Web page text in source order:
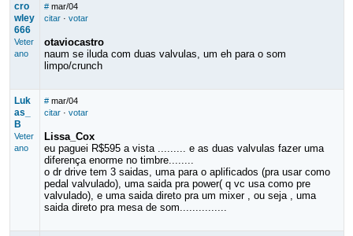
cro
wley
666
Veter
ano
# mar/04
citar· votar
otaviocastro
naum se iluda com duas valvulas, um eh para o som
limpo/crunch
Luk
as_
B
Veter
ano
# mar/04
citar· votar
Lissa_Cox
eu paguei R$595 a vista ......... e as duas valvulas fazer uma
diferença enorme no timbre........
o dr drive tem 3 saidas, uma para o aplificados (pra usar como
pedal valvulado), uma saida pra power( q vc usa como pre
valvulado), e uma saida direto pra um mixer , ou seja , uma
saida direto pra mesa de som...............